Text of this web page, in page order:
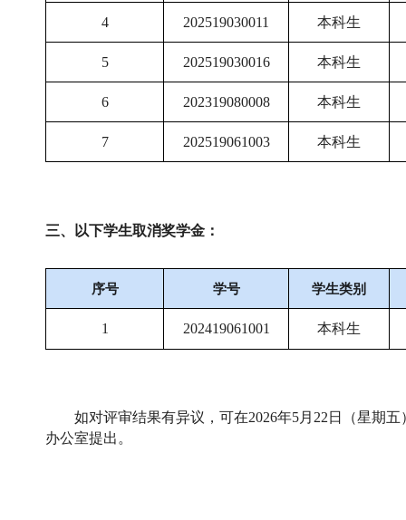
4 202519030011 本科生
5 202519030016 本科生
6 202319080008 本科生
7 202519061003 本科生
三、以下学生取消奖学金：
序号 学号 学生类别
1 202419061001 本科生
如对评审结果有异议，可在2026年5月 22日（星期五
办公室提出。